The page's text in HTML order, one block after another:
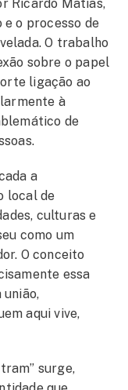
Ricardo Matias,
o processo de
O trabalho
sobre o papel
ligação ao
à
de
a
local de
culturas e
como um
O conceito
essa
união,
aqui vive,
surge,